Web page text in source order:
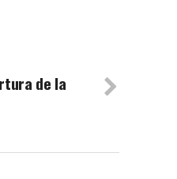
de la